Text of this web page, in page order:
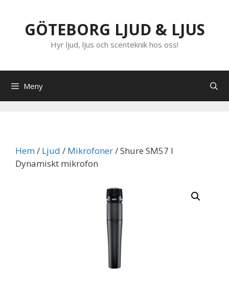
innehållGÖTEBORG LJUD & LJUS
Hyr ljud, ljus och scenteknik hos oss!
Meny
Hem/ Ljud / Mikrofoner/ Shure SM57 I
Dynamiskt mikrofon